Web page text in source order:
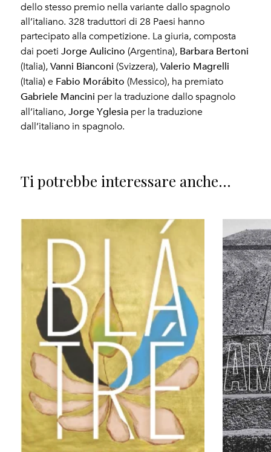
dello stesso premio nella variante dallo spagnolo
all’italiano. 328 traduttori di 28 Paesi hanno
partecipato alla competizione. La giuria, composta
dai poetiJorge Aulicino (Argentina), Barbara Bertoni
(Italia),Vanni Bianconi (Svizzera),Valerio Magrelli
(Italia) e Fabio Morábito (Messico), ha premiato
Gabriele Mancini per la traduzione dallo spagnolo
all’italiano,Jorge Yglesia per la traduzione
dall’italiano in spagnolo.
Ti potrebbe interessare anche...